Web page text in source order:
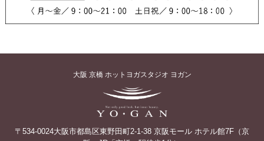
大阪 京橋 ホットヨガスタジオ ヨガン
〒534-0024大阪市都島区東野田町2-1-38 京阪モール ホテル館7F （京